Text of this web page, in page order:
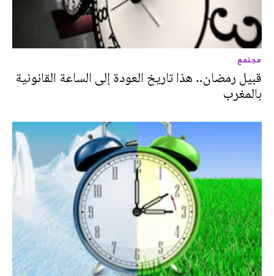
مجتمع
قبيل رمضان.. هذا تاريخ العودة إلى الساعة القانونية
بالمغرب